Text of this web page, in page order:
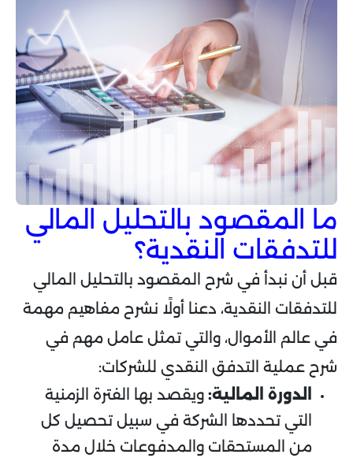
ما المقصود بالتحليل المالي
للتدفقات النقدية؟
قبل أن نبدأ في شرح المقصود بالتحليل المالي
للتدفقات النقدية، دعنا أولًا نشرح مفاهيم مهمة
في عالم الأموال، والتي تمثل عامل مهم في
شرح عملية التدفق النقدي للشركات:
الدورة المالية: ويقصد بها الفترة الزمنية
التي تحددها الشركة في سبيل تحصيل كل
من المستحقات والمدفوعات خلال مدة